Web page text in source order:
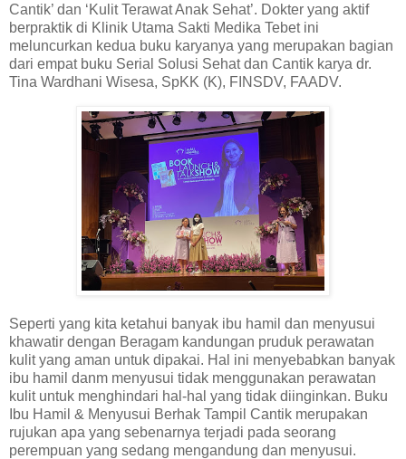
Cantik’ dan ‘Kulit Terawat Anak Sehat’. Dokter yang aktif
berpraktik di Klinik Utama Sakti Medika Tebet ini
meluncurkan kedua buku karyanya yang merupakan bagian
dari empat buku Serial Solusi Sehat dan Cantik karya dr.
Tina Wardhani Wisesa, SpKK (K), FINSDV, FAADV.
Seperti yang kita ketahui banyak ibu hamil dan menyusui
khawatir dengan Beragam kandungan pruduk perawatan
kulit yang aman untuk dipakai. Hal ini menyebabkan banyak
ibu hamil danm menyusui tidak menggunakan perawatan
kulit untuk menghindari hal-hal yang tidak diinginkan. Buku
Ibu Hamil & Menyusui Berhak Tampil Cantik merupakan
rujukan apa yang sebenarnya terjadi pada seorang
perempuan yang sedang mengandung dan menyusui.